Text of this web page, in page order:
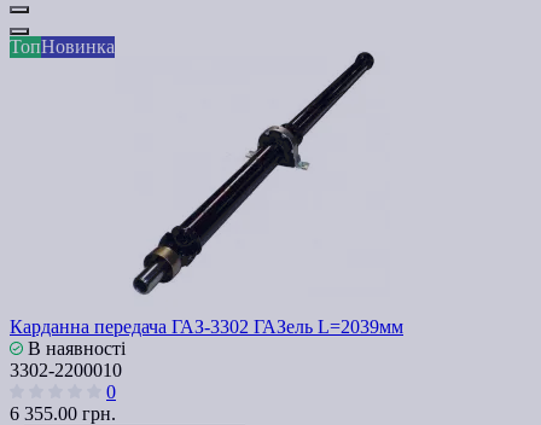
ТопНовинка
Карданна передача ГАЗ-3302 ГАЗель L=2039мм
В наявності
3302-2200010
0
6 355.00 грн.